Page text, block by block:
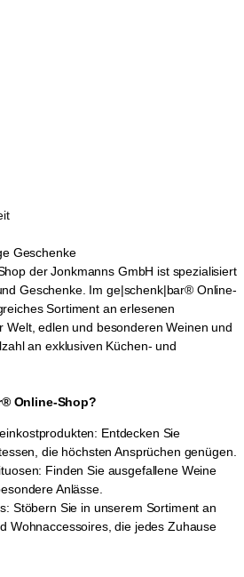
Geschenke
der Jonkmanns GmbH ist spezialisiert
Geschenke. Im ge|schenk|bar® Online-
Sortiment an erlesenen
Welt, edlen und besonderen Weinen und
an exklusiven Küchen- und
Online-Shop?
Entdecken Sie
die höchsten Ansprüchen genügen.
Finden Sie ausgefallene Weine
Anlässe.
Stöbern Sie in unserem Sortiment an
Wohnaccessoires, die jedes Zuhause